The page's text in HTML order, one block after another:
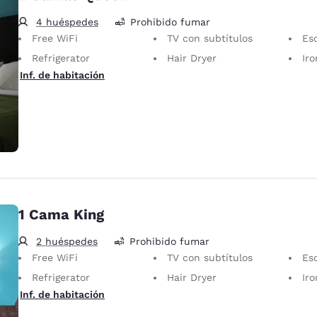
4 huéspedes
Prohibido fumar
Free WiFi
TV con subtítulos
Refrigerator
Hair Dryer
Inf. de habitación
1 Cama King
2 huéspedes
Prohibido fumar
Free WiFi
TV con subtítulos
Refrigerator
Hair Dryer
Inf. de habitación